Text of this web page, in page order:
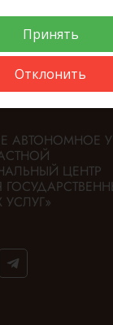
АВТОНОМНОЕ
ЦЕНТР
Принять
Отклонить